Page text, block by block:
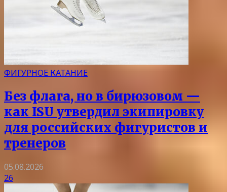
ФИГУРНОЕ КАТАНИЕ
Без флага, но в бирюзовом —
как ISU утвердил экипировку
для российских фигуристов и
тренеров
05.08.2026
26